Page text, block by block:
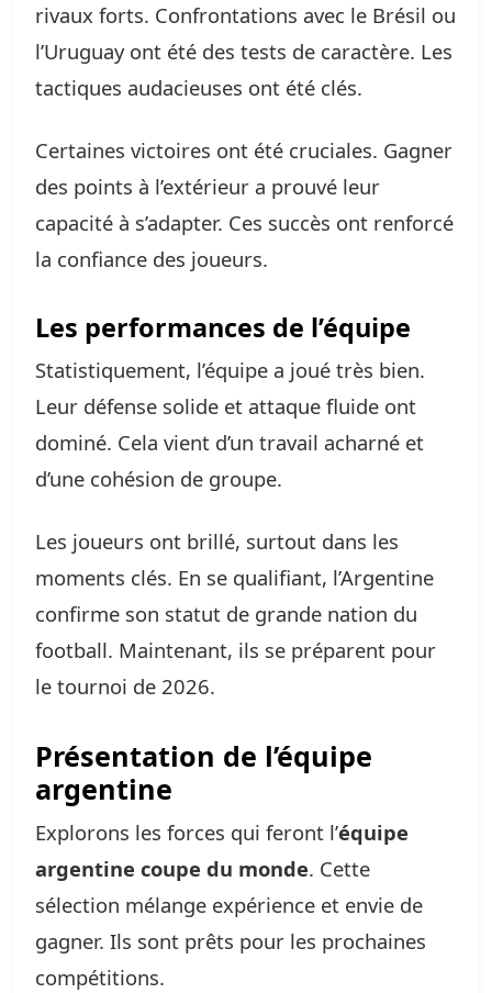
rivaux forts. Confrontations avec le Brésil ou
l’Uruguay ont été des tests de caractère. Les
tactiques audacieuses ont été clés.
Certaines victoires ont été cruciales. Gagner
des points à l’extérieur a prouvé leur
capacité à s’adapter. Ces succès ont renforcé
la confiance des joueurs.
Les performances de l’équipe
Statistiquement, l’équipe a joué très bien.
Leur défense solide et attaque fluide ont
dominé. Cela vient d’un travail acharné et
d’une cohésion de groupe.
Les joueurs ont brillé, surtout dans les
moments clés. En se qualifiant, l’Argentine
confirme son statut de grande nation du
football. Maintenant, ils se préparent pour
le tournoi de 2026.
Présentation de l’équipe
argentine
Explorons les forces qui feront l’équipe
argentine coupe du monde. Cette
sélection mélange expérience et envie de
gagner. Ils sont prêts pour les prochaines
compétitions.